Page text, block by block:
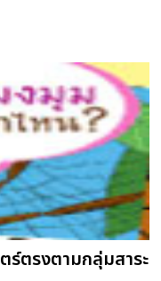
ร์ตรงตามกลุ่มสาระ